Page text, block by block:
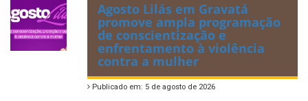
Agosto Lilás em Gravatá
promove ampla programação
de conscientização e
enfrentamento à violência
contra a mulher
Publicado em: 5 de agosto de 2026